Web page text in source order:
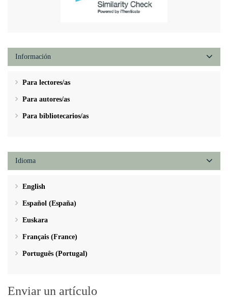
Información
Para lectores/as
Para autores/as
Para bibliotecarios/as
Idioma
English
Español (España)
Euskara
Français (France)
Português (Portugal)
Enviar un artículo